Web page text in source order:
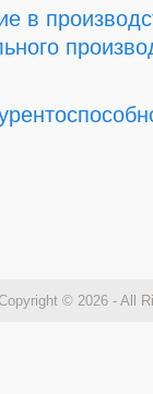
в
© 2026 - All